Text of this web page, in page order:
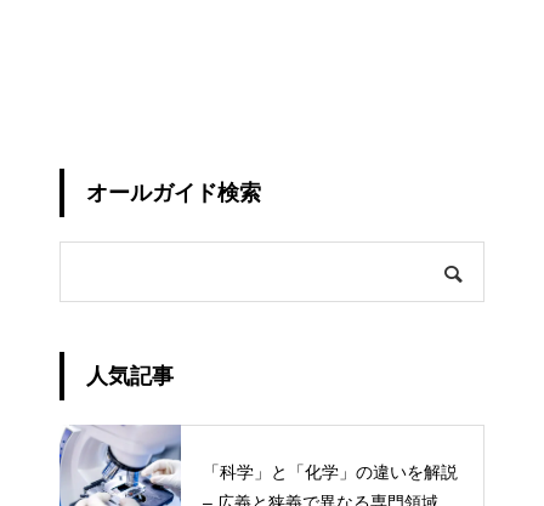
オールガイド検索
人気記事
「科学」と「化学」の違いを解説
– 広義と狭義で異なる専門領域